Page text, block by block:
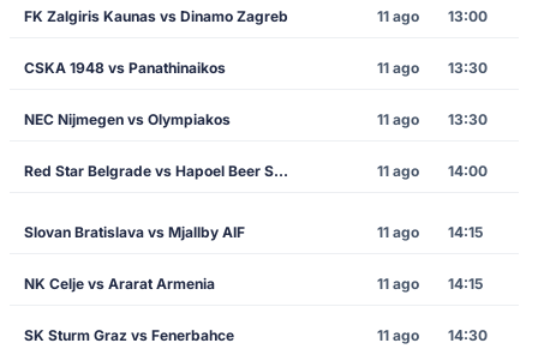
FK Zalgiris Kaunas vs Dinamo Zagreb 11 ago 13:00
CSKA 1948 vs Panathinaikos 11 ago 13:30
NEC Nijmegen vs Olympiakos 11 ago 13:30
Red Star Belgrade vs Hapoel Beer Sheva 11 ago 14:00
Slovan Bratislava vs Mjallby AIF 11 ago 14:15
NK Celje vs Ararat Armenia 11 ago 14:15
SK Sturm Graz vs Fenerbahce 11 ago 14:30